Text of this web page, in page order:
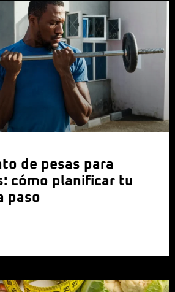
de pesas para
cómo planificar tu
paso